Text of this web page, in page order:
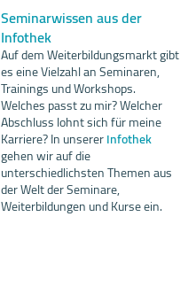
Seminarwissen aus der
Infothek
Auf dem Weiterbildungsmarkt gibt
es eine Vielzahl an Seminaren,
Trainings und Workshops.
Welches passt zu mir? Welcher
Abschluss lohnt sich für meine
Karriere? In unsererInfothek
gehen wir auf die
unterschiedlichsten Themen aus
der Welt der Seminare,
Weiterbildungen und Kurse ein.